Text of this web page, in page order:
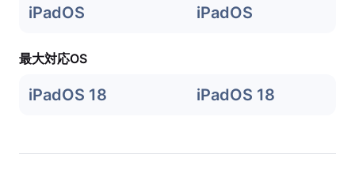
iPadOS iPadOS
最大対応OS
iPadOS 18 iPadOS 18